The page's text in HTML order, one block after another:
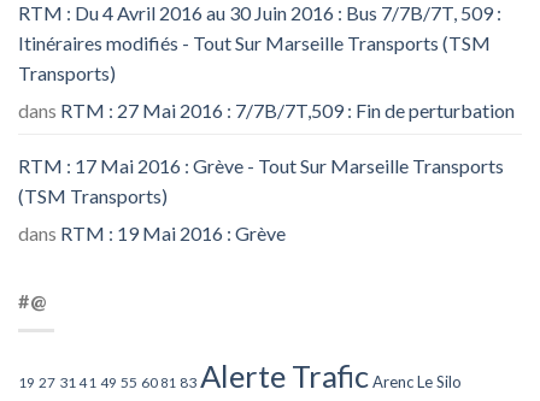
RTM : Du 4 Avril 2016 au 30 Juin 2016 : Bus 7/7B/7T, 509 :
Itinéraires modifiés - Tout Sur Marseille Transports (TSM
Transports)
dans RTM : 27 Mai 2016 : 7/7B/7T,509 : Fin de perturbation
RTM : 17 Mai 2016 : Grève - Tout Sur Marseille Transports
(TSM Transports)
dans RTM : 19 Mai 2016 : Grève
#@
19 27 31 41 49 55 60 81 83 Alerte TraficArenc Le Silo